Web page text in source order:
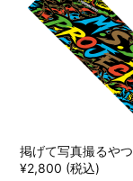
掲げて写真撮るやつ
¥2,800 (税込)